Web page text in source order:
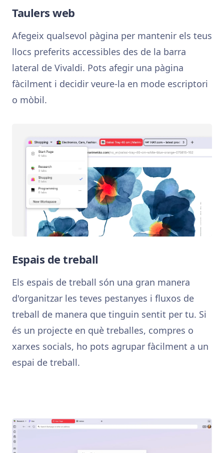
Taulers web
Afegeix qualsevol pàgina per mantenir els teus
llocs preferits accessibles des de la barra
lateral de Vivaldi. Pots afegir una pàgina
fàcilment i decidir veure-la en mode escriptori
o mòbil.
Espais de treball
Els espais de treball són una gran manera
d'organitzar les teves pestanyes i fluxos de
treball de manera que tinguin sentit per tu. Si
és un projecte en què treballes, compres o
xarxes socials, ho pots agrupar fàcilment a un
espai de treball.